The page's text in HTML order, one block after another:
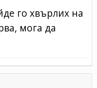
го хвърлих на
мога да